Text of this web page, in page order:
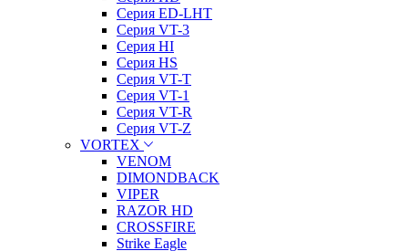
Серия ED-LHT
Серия VT-3
Серия HI
Серия HS
Серия VT-T
Серия VT-1
Серия VT-R
Серия VT-Z
VORTEX
VENOM
DIMONDBACK
VIPER
RAZOR HD
CROSSFIRE
Strike Eagle